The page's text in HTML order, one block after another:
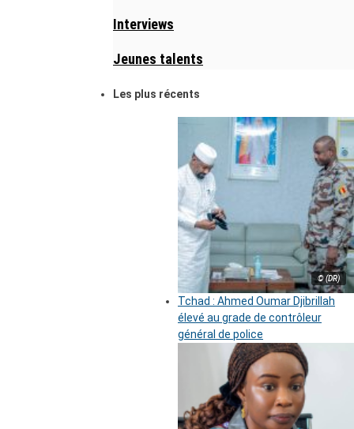
Interviews
Jeunes talents
Les plus récents
© (DR)
Tchad : Ahmed Oumar Djibrillah
élevé au grade de contrôleur
général de police